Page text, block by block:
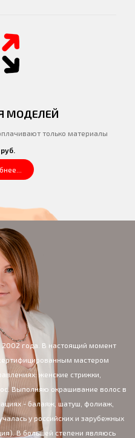
МОДЕЛЕЙ
только материалы
2002 года. В настоящий момент
мастером
женские стрижки,
Выполняю окрашивание волос в
- балаяж, шатуш, фолиаж,
у российских и зарубежных
В большей степени являюсь